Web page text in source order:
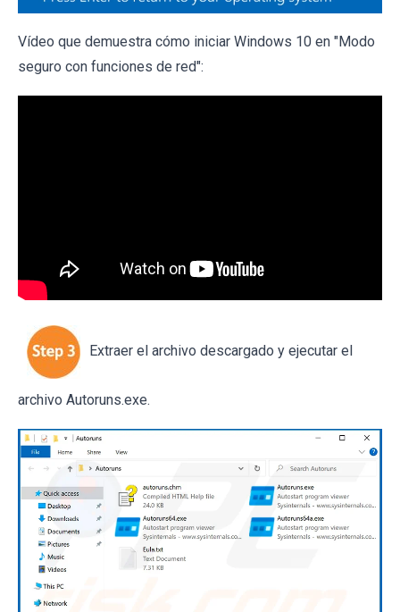
Vídeo que demuestra cómo iniciar Windows 10 en "Modo
seguro con funciones de red":
Extraer el archivo descargado y ejecutar el
archivo Autoruns.exe.